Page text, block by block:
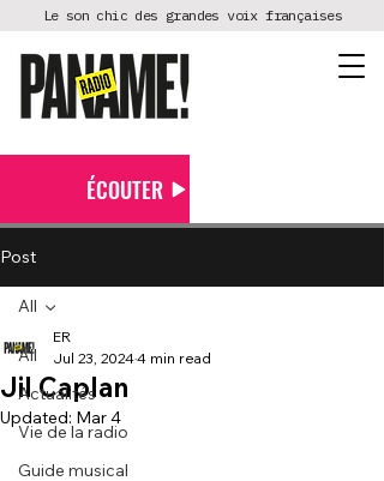
Le son chic des grandes voix françaises
ÉCOUTER
Post
All
Actualités
Vie de la radio
Guide musical
All
Jil Caplan
ER
Jul 23, 20244 min read
Updated: Mar 4